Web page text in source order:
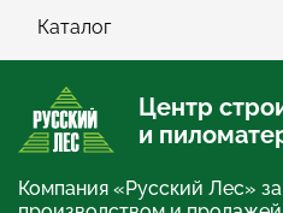
Каталог
Центр
и
Компания «Русский Лес»